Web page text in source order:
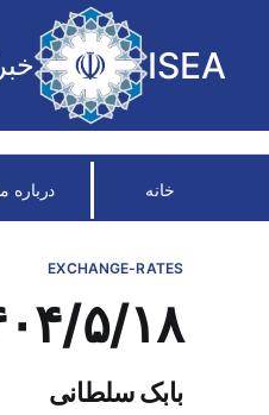
ISEA
خانه درباره
EXCHANGE-RATES
۱۴۰۴/۵/
بابک سلطانی